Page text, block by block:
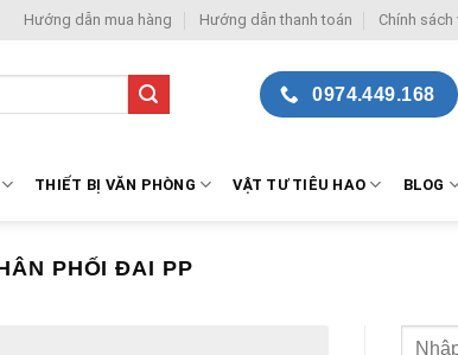
Hướng dẫn mua hàng Hướng dẫn thanh toán Chính sách
0974.449.168
THIẾT BỊ VĂN PHÒNG VẬT TƯ TIÊU HAO BLOG
PHỐI ĐAI PP